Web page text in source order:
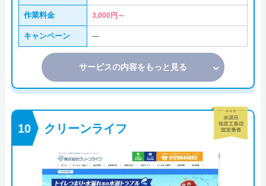
作業料金 3,000円～
キャンペーン ―
サービスの内容をもっと見る
クリーンライフ